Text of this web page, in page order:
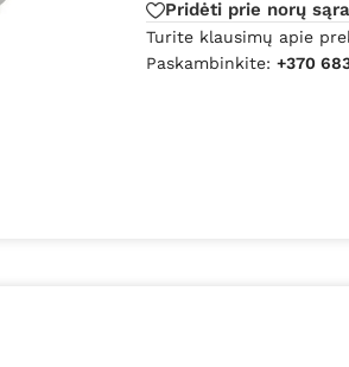
Pridėti prie norų
Turite klausimų apie
Paskambinkite:+370